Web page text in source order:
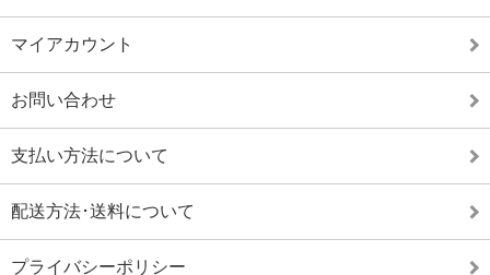
マイアカウント
お問い合わせ
支払い方法について
配送方法･送料について
プライバシーポリシー